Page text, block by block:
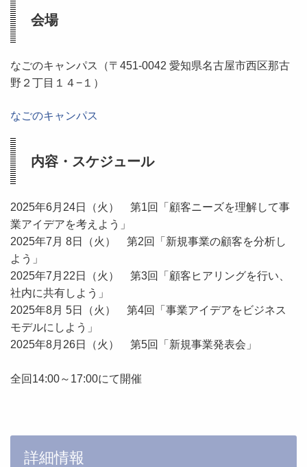
会場
なごのキャンパス（〒451-0042 愛知県名古屋市西区那古
野２丁目１４−１）
なごのキャンパス
内容・スケジュール
2025年6月24日（火） 第1回「顧客ニーズを理解して事
業アイデアを考えよう」
2025年7月 8日（火） 第2回「新規事業の顧客を分析し
よう」
2025年7月22日（火） 第3回「顧客ヒアリングを行い、
社内に共有しよう」
2025年8月 5日（火） 第4回「事業アイデアをビジネス
モデルにしよう」
2025年8月26日（火） 第5回「新規事業発表会」
全回14:00～17:00にて開催
詳細情報